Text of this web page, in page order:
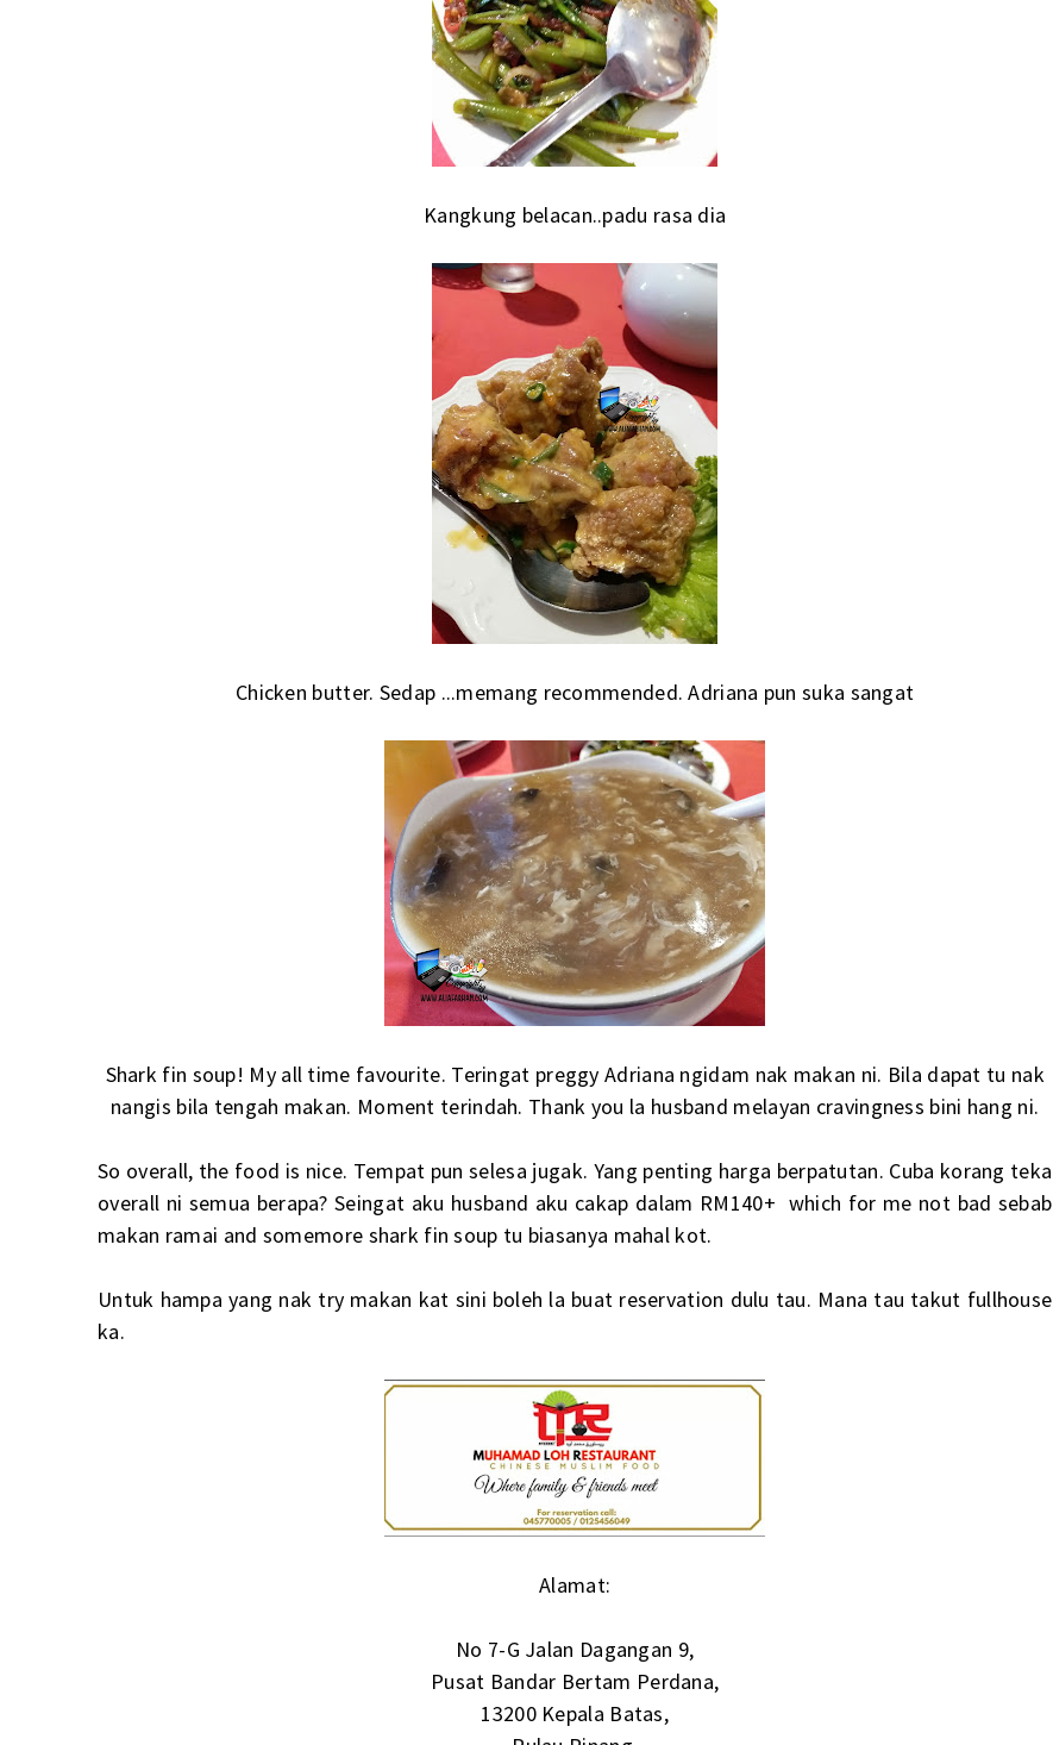
Kangkung belacan..padu rasa dia
Chicken butter. Sedap ...memang recommended. Adriana pun suka sangat
Shark fin soup! My all time favourite. Teringat preggy Adriana ngidam nak makan ni. Bila dapat tu nak
nangis bila tengah makan. Moment terindah. Thank you la husband melayan cravingness bini hang ni.
So overall, the food is nice. Tempat pun selesa jugak. Yang penting harga berpatutan. Cuba korang teka
overall ni semua berapa? Seingat aku husband aku cakap dalam RM140+ which for me not bad sebab
makan ramai and somemore shark fin soup tu biasanya mahal kot.
Untuk hampa yang nak try makan kat sini boleh la buat reservation dulu tau. Mana tau takut fullhouse
ka.
Alamat:
No 7-G Jalan Dagangan 9,
Pusat Bandar Bertam Perdana,
13200 Kepala Batas,